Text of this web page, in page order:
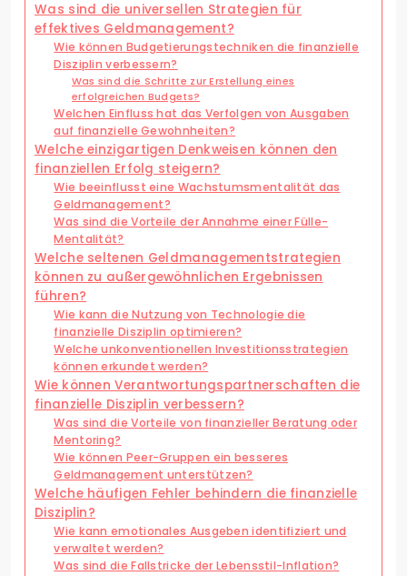
Was sind die universellen Strategien für
effektives Geldmanagement?
Wie können Budgetierungstechniken die finanzielle
Disziplin verbessern?
Was sind die Schritte zur Erstellung eines
erfolgreichen Budgets?
Welchen Einfluss hat das Verfolgen von Ausgaben
auf finanzielle Gewohnheiten?
Welche einzigartigen Denkweisen können den
finanziellen Erfolg steigern?
Wie beeinflusst eine Wachstumsmentalität das
Geldmanagement?
Was sind die Vorteile der Annahme einer Fülle-
Mentalität?
Welche seltenen Geldmanagementstrategien
können zu außergewöhnlichen Ergebnissen
führen?
Wie kann die Nutzung von Technologie die
finanzielle Disziplin optimieren?
Welche unkonventionellen Investitionsstrategien
können erkundet werden?
Wie können Verantwortungspartnerschaften die
finanzielle Disziplin verbessern?
Was sind die Vorteile von finanzieller Beratung oder
Mentoring?
Wie können Peer-Gruppen ein besseres
Geldmanagement unterstützen?
Welche häufigen Fehler behindern die finanzielle
Disziplin?
Wie kann emotionales Ausgeben identifiziert und
verwaltet werden?
Was sind die Fallstricke der Lebensstil-Inflation?